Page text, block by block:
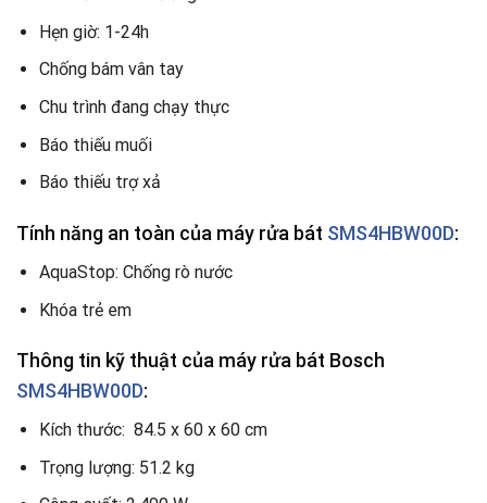
Hẹn giờ: 1-24h
Chống bám vân tay
Chu trình đang chạy thực
Báo thiếu muối
Báo thiếu trợ xả
Tính năng an toàn của máy rửa bát SMS4HBW00D:
AquaStop: Chống rò nước
Khóa trẻ em
Thông tin kỹ thuật của máy rửa bát Bosch
SMS4HBW00D:
Kích thước: 84.5 x 60 x 60 cm
Trọng lượng: 51.2 kg